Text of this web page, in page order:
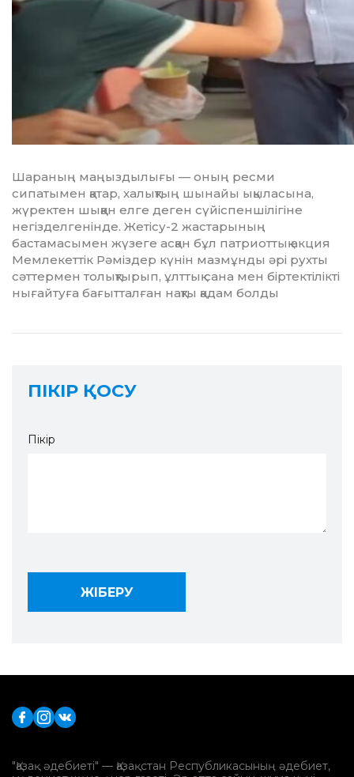
Шараның маңыздылығы — оның ресми
сипатымен қатар, халықтың шынайы ықыласына,
жүректен шыққан елге деген сүйіспеншілігіне
негізделгенінде. Жетісу-2 жастарының
бастамасымен жүзеге асқан бұл патриоттық акция
Мемлекеттік Рәміздер күнін мазмұнды әрі рухты
сәттермен толықтырып, ұлттық сана мен біртектілікті
нығайтуға бағытталған нақты қадам болды
ПІКІР ҚОСУ
Пікір
"Қазақ әдебиеті" — Қазақстан Республикасының әдебиет,